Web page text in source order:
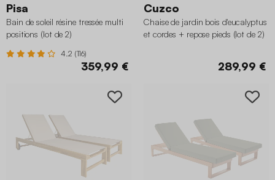
Pisa
Bain de soleil résine tressée multi
positions (lot de 2)
4.2 (116)
359,99 €
Cuzco
Chaise de jardin bois d'eucalyptus
et cordes + repose pieds (lot de 2)
289,99 €